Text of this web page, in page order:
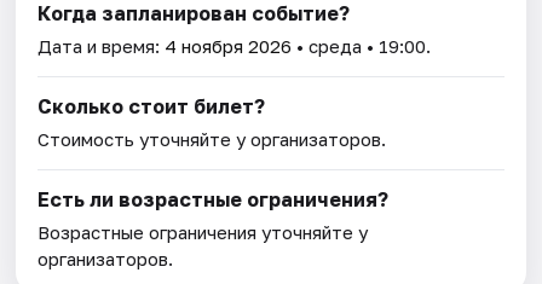
Когда запланирован событие?
Дата и время: 4 ноября 2026 • среда • 19:00.
Сколько стоит билет?
Стоимость уточняйте у организаторов.
Есть ли возрастные ограничения?
Возрастные ограничения уточняйте у
организаторов.